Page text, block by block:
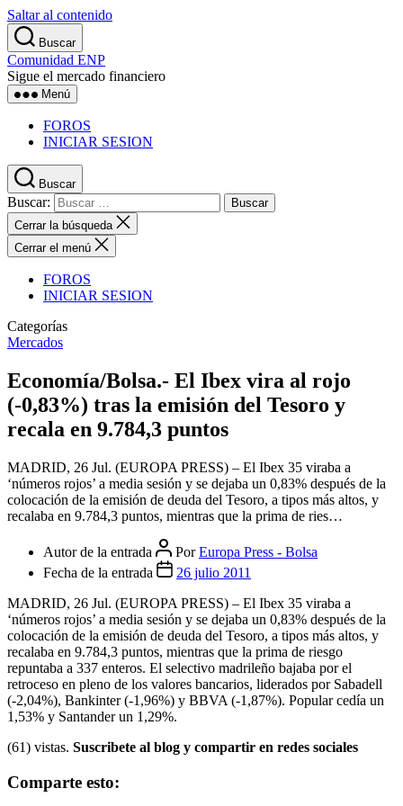
Saltar al contenido
Buscar
Comunidad ENP
Sigue el mercado financiero
Menú
FOROS
INICIAR SESION
Buscar
Buscar:
Cerrar la búsqueda
Cerrar el menú
FOROS
INICIAR SESION
Categorías
Mercados
Economía/Bolsa.- El Ibex vira al rojo
(-0,83%) tras la emisión del Tesoro y
recala en 9.784,3 puntos
MADRID, 26 Jul. (EUROPA PRESS) – El Ibex 35 viraba a
‘números rojos’ a media sesión y se dejaba un 0,83% después de la
colocación de la emisión de deuda del Tesoro, a tipos más altos, y
recalaba en 9.784,3 puntos, mientras que la prima de ries…
Autor de la entrada PorEuropa Press - Bolsa
Fecha de la entrada
26 julio 2011
MADRID, 26 Jul. (EUROPA PRESS) – El Ibex 35 viraba a
‘números rojos’ a media sesión y se dejaba un 0,83% después de la
colocación de la emisión de deuda del Tesoro, a tipos más altos, y
recalaba en 9.784,3 puntos, mientras que la prima de riesgo
repuntaba a 337 enteros. El selectivo madrileño bajaba por el
retroceso en pleno de los valores bancarios, liderados por Sabadell
(-2,04%), Bankinter (-1,96%) y BBVA (-1,87%). Popular cedía un
1,53% y Santander un 1,29%.
(61) vistas. Suscribete al blog y compartir en redes sociales
Comparte esto: